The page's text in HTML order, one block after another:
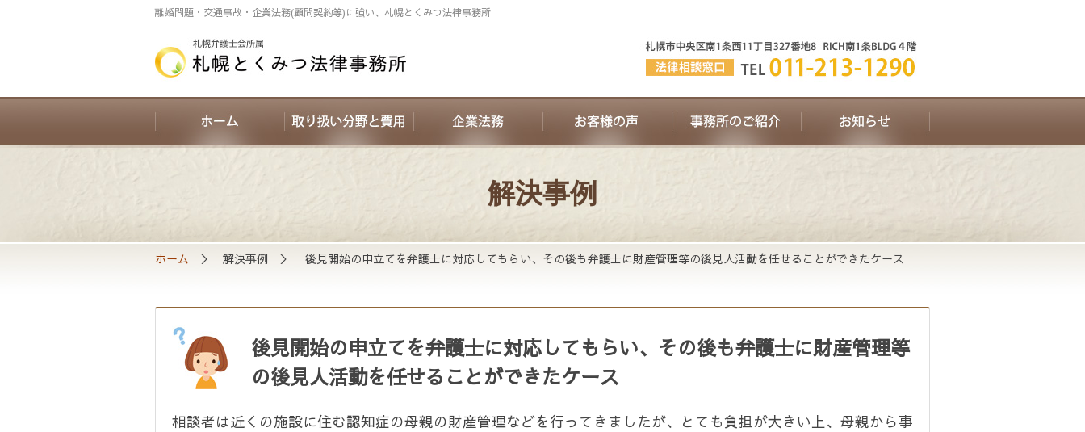
離婚問題・交通事故・企業法務(顧問契約等)に強い、札幌とくみつ法律事務所
解決事例
ホーム ＞ 解決事例 ＞ 後見開始の申立てを弁護士に対応してもらい、その後も弁護士に財産管理等の後見人活動を任せることができたケース
後見開始の申立てを弁護士に対応してもらい、その後も弁護士に財産管理等
の後見人活動を任せることができたケース
相談者は近くの施設に住む認知症の母親の財産管理などを行ってきましたが、とても負担が大きい上、母親から事